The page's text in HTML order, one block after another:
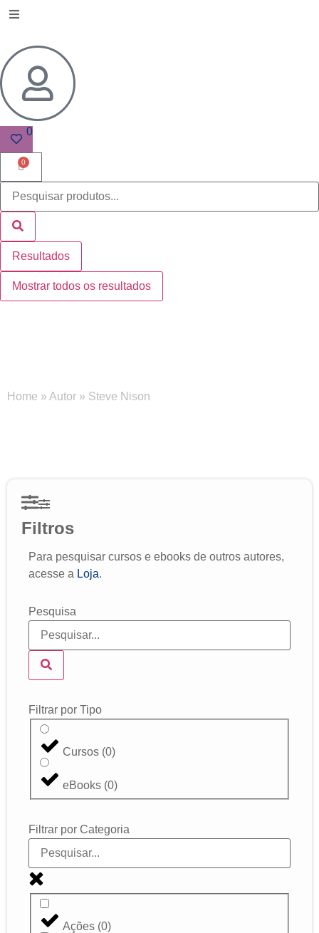
0
0
Resultados
Mostrar todos os resultados
Home » Autor » Steve Nison
Filtros
Para pesquisar cursos e ebooks de outros autores,
acesse a Loja.
Pesquisa
Filtrar por Tipo
Cursos (0)
eBooks (0)
Filtrar por Categoria
Ações (0)